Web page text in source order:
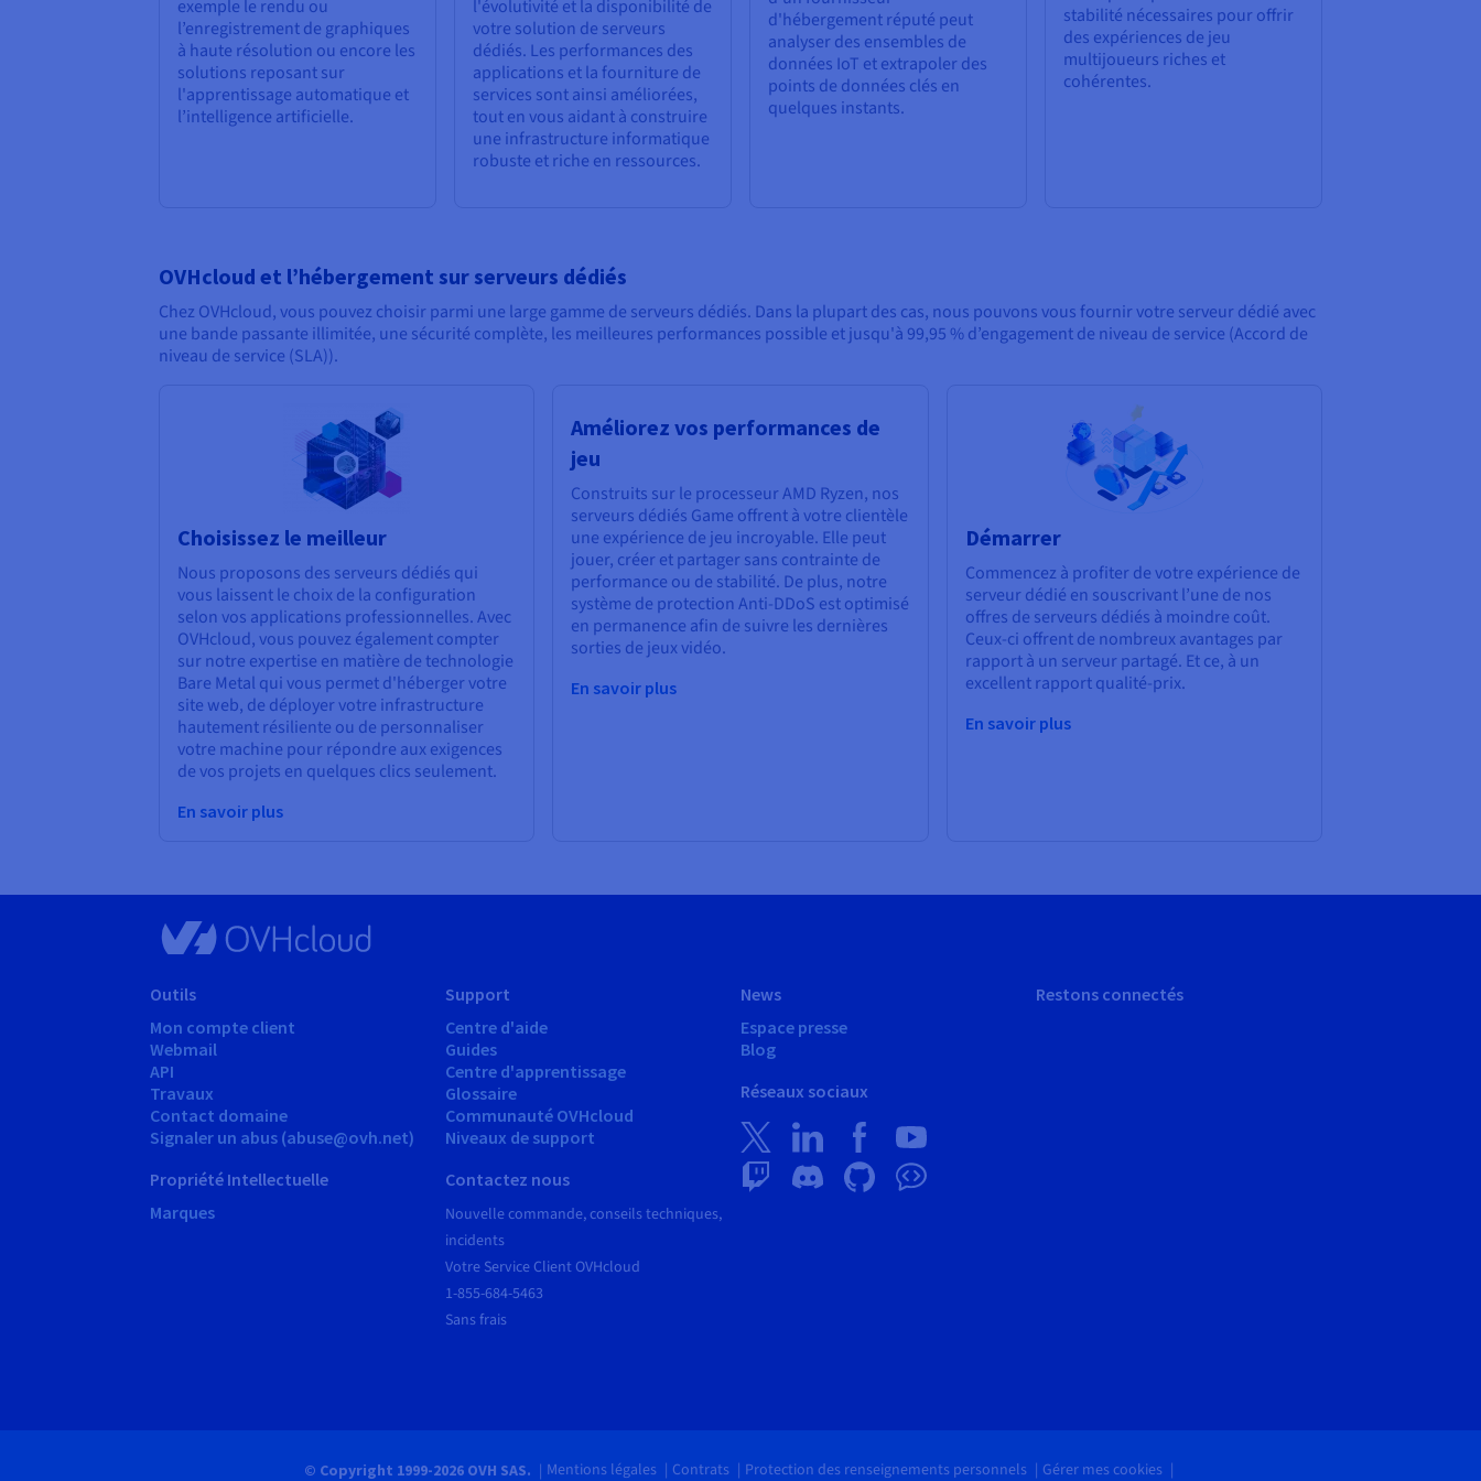
exemple le rendu ou
l’enregistrement de graphiques
à haute résolution ou encore les
solutions reposant sur
l'apprentissage automatique et
l’intelligence artificielle.
l'évolutivité et la disponibilité de
votre solution de serveurs
dédiés. Les performances des
applications et la fourniture de
services sont ainsi améliorées,
tout en vous aidant à construire
une infrastructure informatique
robuste et riche en ressources.
d'hébergement réputé peut
analyser des ensembles de
données IoT et extrapoler des
points de données clés en
quelques instants.
stabilité nécessaires pour offrir
des expériences de jeu
multijoueurs riches et
cohérentes.
OVHcloud et l’hébergement sur serveurs dédiés
Chez OVHcloud, vous pouvez choisir parmi une large gamme de serveurs dédiés. Dans la plupart des cas, nous pouvons vous fournir votre serveur dédié avec
une bande passante illimitée, une sécurité complète, les meilleures performances possible et jusqu'à 99,95 % d’engagement de niveau de service (Accord de
niveau de service (SLA)).
Choisissez le meilleur
Nous proposons des serveurs dédiés qui
vous laissent le choix de la configuration
selon vos applications professionnelles. Avec
OVHcloud, vous pouvez également compter
sur notre expertise en matière de technologie
Bare Metal qui vous permet d'héberger votre
site web, de déployer votre infrastructure
hautement résiliente ou de personnaliser
votre machine pour répondre aux exigences
de vos projets en quelques clics seulement.
En savoir plus
Améliorez vos performances de
jeu
Construits sur le processeur AMD Ryzen, nos
serveurs dédiés Game offrent à votre clientèle
une expérience de jeu incroyable. Elle peut
jouer, créer et partager sans contrainte de
performance ou de stabilité. De plus, notre
système de protection Anti-DDoS est optimisé
en permanence afin de suivre les dernières
sorties de jeux vidéo.
En savoir plus
Démarrer
Commencez à profiter de votre expérience de
serveur dédié en souscrivant l’une de nos
offres de serveurs dédiés à moindre coût.
Ceux-ci offrent de nombreux avantages par
rapport à un serveur partagé. Et ce, à un
excellent rapport qualité-prix.
En savoir plus
Outils
Mon compte client
Webmail
API
Travaux
Contact domaine
Signaler un abus (abuse@ovh.net)
Propriété Intellectuelle
Marques
Support
Centre d'aide
Guides
Centre d'apprentissage
Glossaire
Communauté OVHcloud
Niveaux de support
Contactez nous
Nouvelle commande, conseils techniques,
incidents
Votre Service Client OVHcloud
1-855-684-5463
Sans frais
News
Espace presse
Blog
Réseaux sociaux
Restons connectés
© Copyright 1999-2026 OVH SAS. Mentions légales Contrats Protection des renseignements personnels Gérer mes cookies